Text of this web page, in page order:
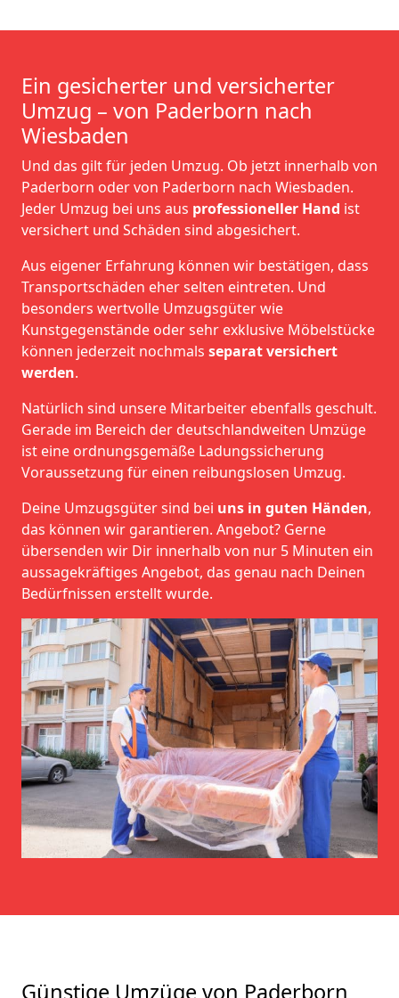
Ein gesicherter und versicherter
Umzug – von Paderborn nach
Wiesbaden
Und das gilt für jeden Umzug. Ob jetzt innerhalb von
Paderborn oder von Paderborn nach Wiesbaden.
Jeder Umzug bei uns aus professioneller Hand ist
versichert und Schäden sind abgesichert.
Aus eigener Erfahrung können wir bestätigen, dass
Transportschäden eher selten eintreten. Und
besonders wertvolle Umzugsgüter wie
Kunstgegenstände oder sehr exklusive Möbelstücke
können jederzeit nochmals separat versichert
werden.
Natürlich sind unsere Mitarbeiter ebenfalls geschult.
Gerade im Bereich der deutschlandweiten Umzüge
ist eine ordnungsgemäße Ladungssicherung
Voraussetzung für einen reibungslosen Umzug.
Deine Umzugsgüter sind bei uns in guten Händen,
das können wir garantieren. Angebot? Gerne
übersenden wir Dir innerhalb von nur 5 Minuten ein
aussagekräftiges Angebot, das genau nach Deinen
Bedürfnissen erstellt wurde.
Günstige Umzüge von Paderborn